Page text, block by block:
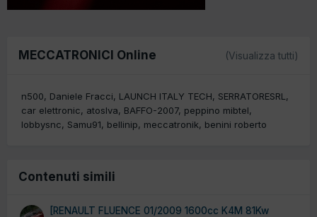
MECCATRONICI Online (Visualizza tutti)
n500 Daniele Fracci LAUNCH ITALY TECH
SERRATORESRL
car elettronic
atoslva BAFFO-2007 peppino mibtel
lobbysnc
Samu91 bellinip meccatronik benini roberto
Contenuti simili
[RENAULT FLUENCE 01/2009 1600cc K4M 81Kw